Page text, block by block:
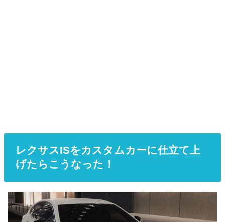
レクサスISをカスタムカーに仕立て上
げたらこうなった！